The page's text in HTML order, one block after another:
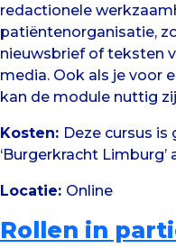
redactionele
patiëntenorganisatie,
nieuwsbrief of teksten
media. Ook als je voor
kan de module nuttig
Kosten: Deze cursus is
‘Burgerkracht
Locatie: Online
Rollen in